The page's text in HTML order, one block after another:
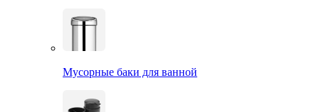
Мусорные баки для ванной